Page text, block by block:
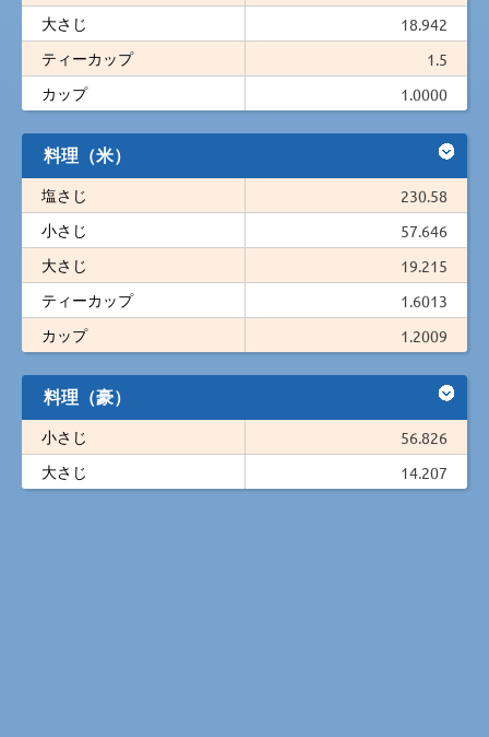
大さじ
18.942
ティーカップ
1.5
カップ
1.0000
料理（米）
塩さじ
230.58
小さじ
57.646
大さじ
19.215
ティーカップ
1.6013
カップ
1.2009
料理（豪）
小さじ
56.826
大さじ
14.207